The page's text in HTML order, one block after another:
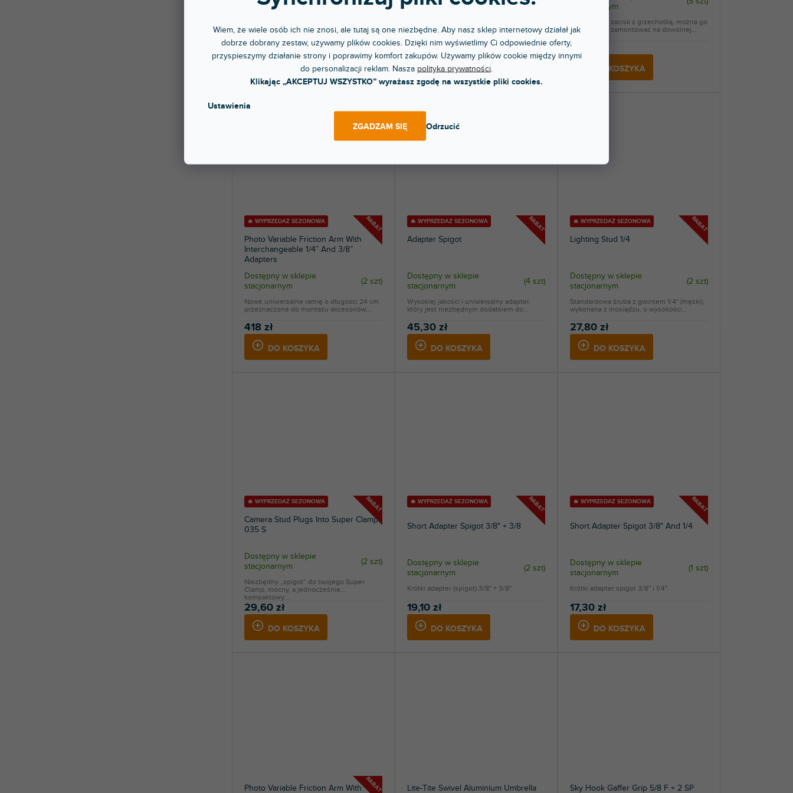
Wiem, że wiele osób ich nie znosi, ale tutaj są one niezbędne. Aby nasz sklep internetowy działał jak
dobrze dobrany zestaw, używamy plików cookies. Dzięki nim wyświetlimy Ci odpowiednie oferty,
przyspieszymy działanie strony i poprawimy komfort zakupów. Używamy plików cookie między innymi
do personalizacji reklam. Nasza polityka prywatności.
Klikając „AKCEPTUJ WSZYSTKO” wyrażasz zgodę na wszystkie pliki cookies.
Ustawienia
Odrzucić
ZGADZAM SIĘ
stacjonarnym
24,30 zł
DO KOSZYKA
oświetleniowych lub statywów, które
stacjonarnym
166 zł
DO KOSZYKA
Avenger, głowica gripu D200B, oferuje...
stacjonarnym
141 zł
DO KOSZYKA
Uniwersalny zacisk z grzechotką, można go
bezpiecznie zamontować na dowolnej...
RABAT
🔥 WYPRZEDAŻ SEZONOWA
Photo Variable Friction Arm With
Interchangeable 1/4” And 3/8”
Adapters
Dostępny w sklepie
stacjonarnym
(2 szt)
418 zł
DO KOSZYKA
Nowe uniwersalne ramię o długości 24 cm
przeznaczone do montażu akcesoriów,...
RABAT
🔥 WYPRZEDAŻ SEZONOWA
Adapter Spigot
Dostępny w sklepie
stacjonarnym
(4 szt)
45,30 zł
DO KOSZYKA
Wysokiej jakości i uniwersalny adapter,
który jest niezbędnym dodatkiem do...
RABAT
🔥 WYPRZEDAŻ SEZONOWA
Lighting Stud 1/4
Dostępny w sklepie
stacjonarnym
(2 szt)
27,80 zł
DO KOSZYKA
Standardowa śruba z gwintem 1/4" (męski),
wykonana z mosiądzu, o wysokości...
RABAT
🔥 WYPRZEDAŻ SEZONOWA
Camera Stud Plugs Into Super Clamp
035 S
Dostępny w sklepie
stacjonarnym
(2 szt)
29,60 zł
DO KOSZYKA
Niezbędny „spigot” do twojego Super
Clamp, mocny, a jednocześnie
kompaktowy....
RABAT
🔥 WYPRZEDAŻ SEZONOWA
Short Adapter Spigot 3/8" + 3/8
Dostępny w sklepie
stacjonarnym
(2 szt)
19,10 zł
DO KOSZYKA
Krótki adapter (spigot) 3/8" + 3/8".
RABAT
🔥 WYPRZEDAŻ SEZONOWA
Short Adapter Spigot 3/8" And 1/4
Dostępny w sklepie
stacjonarnym
(1 szt)
17,30 zł
DO KOSZYKA
Krótki adapter spigot 3/8" i 1/4".
RABAT
Photo Variable Friction Arm With Lite-Tite Swivel Aluminium Umbrella Sky Hook Gaffer Grip 5/8 F + 2 SP